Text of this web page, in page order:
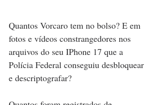
Quantos Vorcaro tem no bolso? E em
fotos e vídeos constrangedores nos
arquivos do seu IPhone 17 que a
Polícia Federal conseguiu desbloquear
e descriptografar?